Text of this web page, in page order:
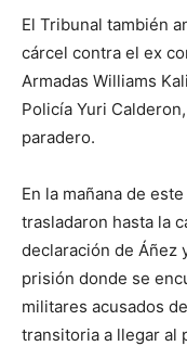
El Tribunal también
cárcel contra el ex
Armadas Williams
Policía Yuri
paradero.
En la mañana de
trasladaron hasta la
declaración de Áñez
prisión donde se
militares acusados
transitoria a llegar al